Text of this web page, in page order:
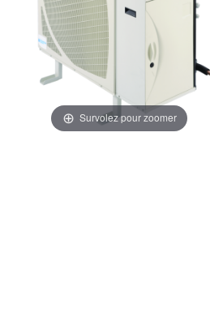
Survolez pour zoomer